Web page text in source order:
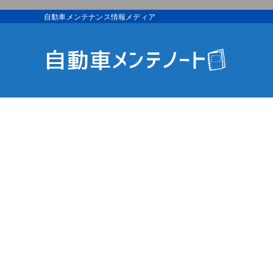
自動車メンテナンス情報メディア